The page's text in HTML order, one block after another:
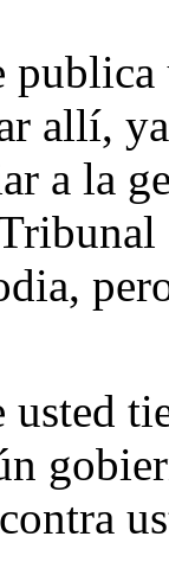
allí,
a la
usted